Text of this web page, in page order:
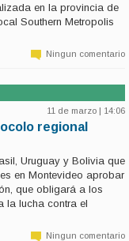
en la provincia de
Southern Metropolis
Ningun comentario
11 de marzo | 14:06
regional
Uruguay y Bolivia que
en Montevideo aprobar
que obligará a los
la lucha contra el
Ningun comentario